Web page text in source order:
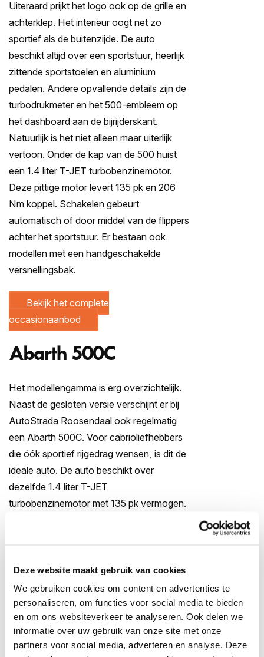
Deze website maakt gebruik van cookies
We gebruiken cookies om content en advertenties te
personaliseren, om functies voor social media te bieden
en om ons websiteverkeer te analyseren. Ook delen we
informatie over uw gebruik van onze site met onze
partners voor social media, adverteren en analyse. Deze
Uiteraard prijkt het logo ook op de grille en
achterklep. Het interieur oogt net zo
sportief als de buitenzijde. De auto
beschikt altijd over een sportstuur, heerlijk
zittende sportstoelen en aluminium
pedalen. Andere opvallende details zijn de
turbodrukmeter en het 500-embleem op
het dashboard aan de bijrijderskant.
Natuurlijk is het niet alleen maar uiterlijk
vertoon. Onder de kap van de 500 huist
een 1.4 liter T-JET turbobenzinemotor.
Deze pittige motor levert 135 pk en 206
Nm koppel. Schakelen gebeurt
automatisch of door middel van de flippers
achter het sportstuur. Er bestaan ook
modellen met een handgeschakelde
versnellingsbak.
Bekijk het complete
occasionaanbod
Abarth 500C
Het modellengamma is erg overzichtelijk.
Naast de gesloten versie verschijnt er bij
AutoStrada Roosendaal ook regelmatig
een Abarth 500C. Voor cabrioliefhebbers
die óók sportief rijgedrag wensen, is dit de
ideale auto. De auto beschikt over
dezelfde 1.4 liter T-JET
turbobenzinemotor met 135 pk vermogen.
de gesloten uitvoering. Dankzij het
verwijderbare dak geniet je meer van de
buitenlucht én de indrukwekkende
uitlaatsound. De bediening van het dak is
erg gebruiksvriendelijk: met één druk op de
knop opent/sluit de stoffen kap. Op het